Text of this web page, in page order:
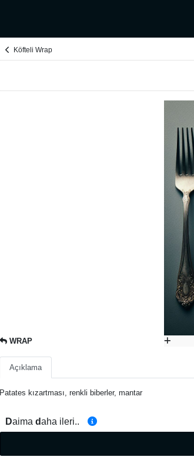
Köfteli Wrap
WRAP
Açıklama
Patates kızartması, renkli biberler, mantar
Daima daha ileri..